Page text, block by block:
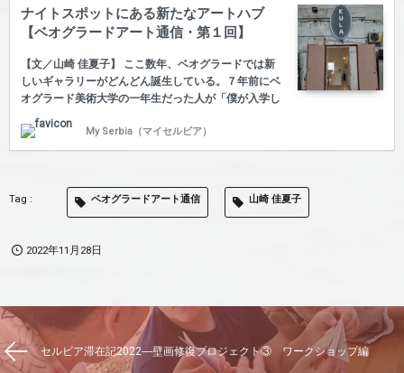
う。これから八月末までの二ヶ月間「ベオグラードか
ら人が消えて行く」。 そんな猛烈な暑さの七月最初の
週末、ベオグラード市博物館がノーチ・レガータ
（Noć legata)と称したナイト・ミュージアムイベント
を開催した。L…
ナイトスポットにある新たなアートハブ
【ベオグラードアート通信・第１回】
【文／山崎 佳夏子】 ここ数年、ベオグラードでは新
しいギャラリーがどんどん誕生している。７年前にベ
オグラード美術大学の一年生だった人が「僕が入学し
た頃に比べたら、今はその倍ぐらいギャラリーがある
感じ」と言うほどの大きな変化だ。 今から１０年前、
雑誌のTHE BIG ISSUE JAPAN183号(2012年1月15日発
欧の若者文化」という題で、東欧の民主化後不安定な
経済状況の中、廃墟となった場所をスクォッティング
（無断占拠）して新たな文化センターを作る動きがい
一例にベオグラードが上がっていた。私は…
My Serbia（マイセルビア）
ベオグラードアート通信 山崎 佳夏子
2022年11月28日
セルビア滞在記2022―壁画修復プロジェクト③ ワークショップ編